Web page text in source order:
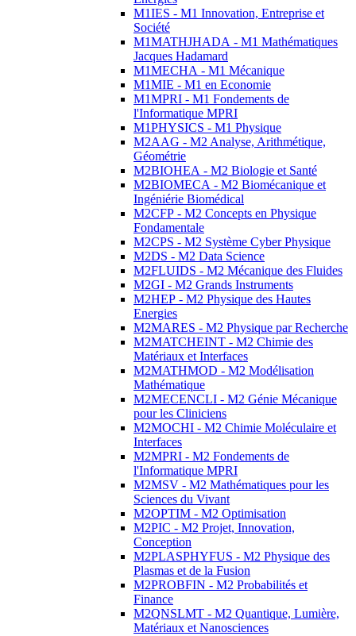
M1IES - M1 Innovation, Entreprise et
Société
M1MATHJHADA - M1 Mathématiques
Jacques Hadamard
M1MECHA - M1 Mécanique
M1MIE - M1 en Economie
M1MPRI - M1 Fondements de
l'Informatique MPRI
M1PHYSICS - M1 Physique
M2AAG - M2 Analyse, Arithmétique,
Géométrie
M2BIOHEA - M2 Biologie et Santé
M2BIOMECA - M2 Biomécanique et
Ingéniérie Biomédical
M2CFP - M2 Concepts en Physique
Fondamentale
M2CPS - M2 Système Cyber Physique
M2DS - M2 Data Science
M2FLUIDS - M2 Mécanique des Fluides
M2GI - M2 Grands Instruments
M2HEP - M2 Physique des Hautes
Energies
M2MARES - M2 Physique par Recherche
M2MATCHEINT - M2 Chimie des
Matériaux et Interfaces
M2MATHMOD - M2 Modélisation
Mathématique
M2MECENCLI - M2 Génie Mécanique
pour les Cliniciens
M2MOCHI - M2 Chimie Moléculaire et
Interfaces
M2MPRI - M2 Fondements de
l'Informatique MPRI
M2MSV - M2 Mathématiques pour les
Sciences du Vivant
M2OPTIM - M2 Optimisation
M2PIC - M2 Projet, Innovation,
Conception
M2PLASPHYFUS - M2 Physique des
Plasmas et de la Fusion
M2PROBFIN - M2 Probabilités et
Finance
M2QNSLMT - M2 Quantique, Lumière,
Matériaux et Nanosciences